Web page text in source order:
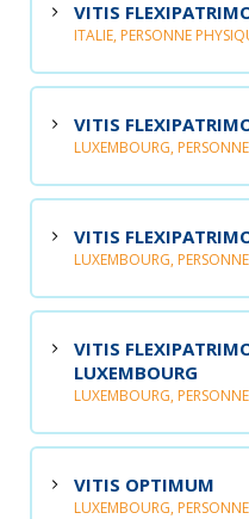
VITIS
ITALIE, PERSONNE
VITIS
LUXEMBOURG,
VITIS
LUXEMBOURG,
VITIS
LUXEMBOURG
LUXEMBOURG,
VITIS OPTIMUM
LUXEMBOURG,